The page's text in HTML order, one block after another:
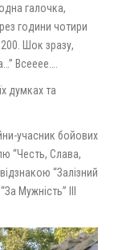
галочка,
години чотири
Шок зразу,
Всееее….
думках та
учасник бойових
“Честь, Слава,
“Залізний
Мужність” ІІІ